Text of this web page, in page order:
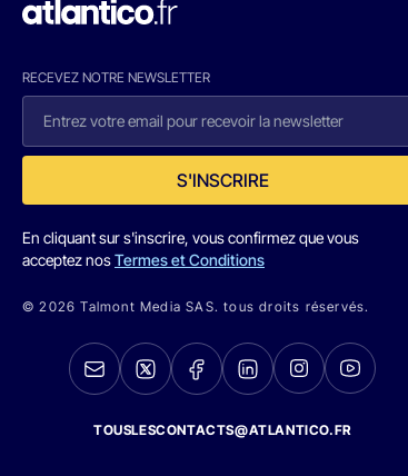
RECEVEZ NOTRE NEWSLETTER
S'INSCRIRE
En cliquant sur s'inscrire, vous confirmez que vous
acceptez nosTermes et Conditions
© 2026 Talmont Media SAS. tous droits réservés.
TOUSLESCONTACTS@ATLANTICO.FR